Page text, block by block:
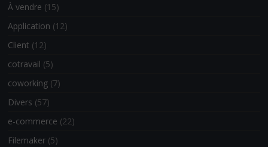
À vendre (15)
Application (12)
Client (12)
cotravail (5)
coworking (7)
Divers (57)
e-commerce (22)
Filemaker (5)